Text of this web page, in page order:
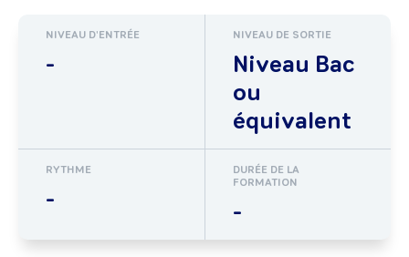
NIVEAU D'ENTRÉE
-
NIVEAU DE SORTIE
Niveau Bac
ou
équivalent
RYTHME
-
DURÉE DE LA
FORMATION
-